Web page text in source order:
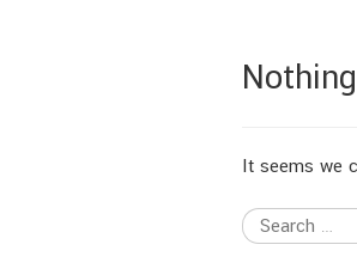
It seems we
Search
for: